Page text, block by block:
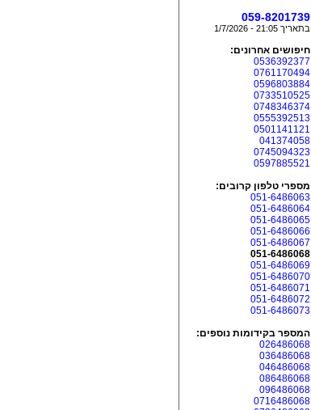
059-8201739
בתאריך 21:05 - 1/7/2026
חיפושים אחרונים:
0536392377
0761170494
0596803884
0733510525
0748346374
0555392513
0501141121
041374058
0745094323
0597885521
מספרי טלפון קרובים:
051-6486063
051-6486064
051-6486065
051-6486066
051-6486067
051-6486068
051-6486069
051-6486070
051-6486071
051-6486072
051-6486073
המספר בקידומות נוספים:
026486068
036486068
046486068
086486068
096486068
0716486068